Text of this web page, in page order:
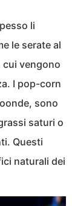
li
le serate al
cui vengono
I pop-corn
sono
saturi o
Questi
naturali dei